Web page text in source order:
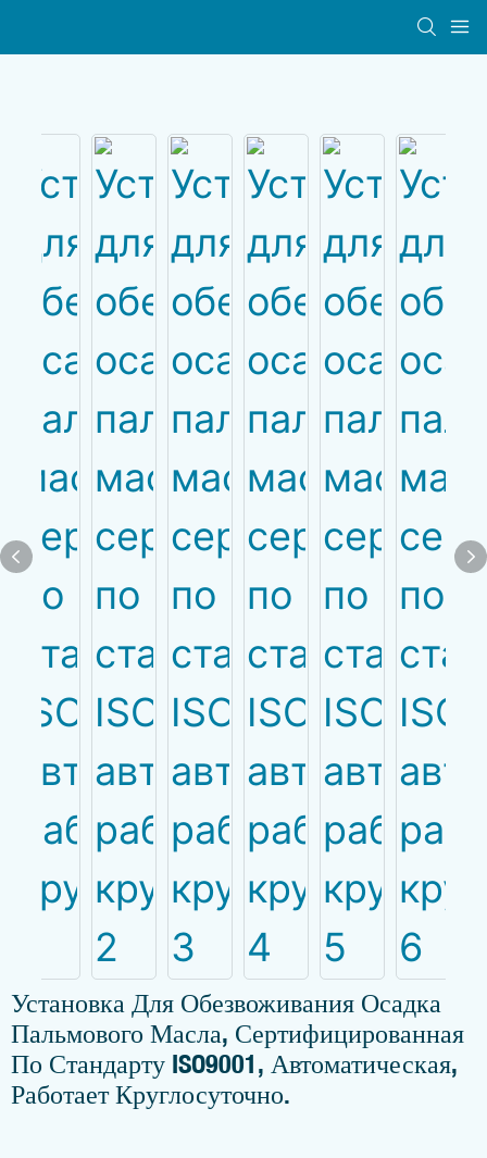
Установка Для Обезвоживания Осадка
Пальмового Масла, Сертифицированная
По Стандарту ISO9001, Автоматическая,
Работает Круглосуточно.